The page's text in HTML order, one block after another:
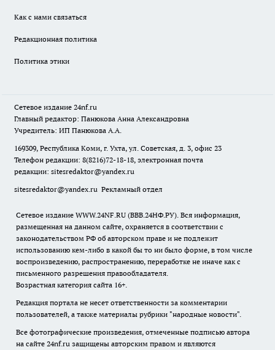
Как с нами связаться
Редакционная политика
Политика этики
Сетевое издание 24nf.ru
Главный редактор: Панюкова Анна Александровна
Учредитель: ИП Панюкова А.А.
169309, Республика Коми, г. Ухта, ул. Советская, д. 3, офис 23
Телефон редакции: 8(8216)72-18-18, электронная почта
редакции: sitesredaktor@yandex.ru
sitesredaktor@yandex.ru Рекламный отдел
Сетевое издание WWW.24NF.RU (ВВВ.24НФ.РУ). Вся информация,
размещенная на данном сайте, охраняется в соответствии с
законодательством РФ об авторском праве и не подлежит
использованию кем-либо в какой бы то ни было форме, в том числе
воспроизведению, распространению, переработке не иначе как с
письменного разрешения правообладателя.
Возрастная категория сайта 16+.
Редакция портала не несет ответственности за комментарии
пользователей, а также материалы рубрики "народные новости".
Все фотографические произведения, отмеченные подписью автора
на сайте 24nf.ru защищены авторским правом и являются